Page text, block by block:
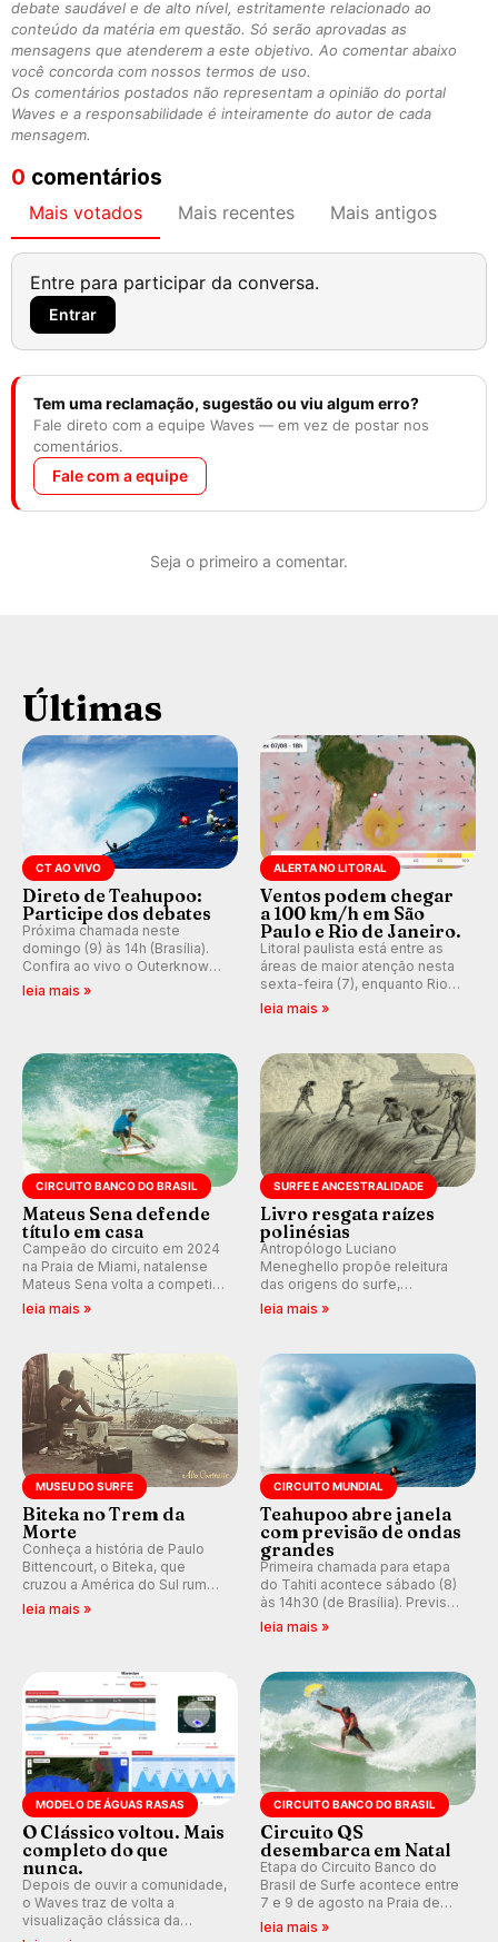
debate saudável e de alto nível, estritamente relacionado ao
conteúdo da matéria em questão. Só serão aprovadas as
mensagens que atenderem a este objetivo. Ao comentar abaixo
você concorda com nossos termos de uso.
Os comentários postados não representam a opinião do portal
Waves e a responsabilidade é inteiramente do autor de cada
mensagem.
0 comentários
Mais votados Mais recentes Mais antigos
Entre para participar da conversa.
Entrar
Tem uma reclamação, sugestão ou viu algum erro?
Fale direto com a equipe Waves — em vez de postar nos
comentários.
Fale com a equipe
Seja o primeiro a comentar.
Últimas
CT AO VIVO
Direto de Teahupoo:
Participe dos debates
Próxima chamada neste
domingo (9) às 14h (Brasília).
Confira ao vivo o Outerknown
Tahiti Pro 2026 e participe dos
leia mais »
ALERTA NO LITORAL
Ventos podem chegar
a 100 km/h em São
Paulo e Rio de Janeiro.
Litoral paulista está entre as
áreas de maior atenção nesta
sexta-feira (7), enquanto Rio
de Janeiro também recebe
km/h em Itanhaém.
leia mais »
CIRCUITO BANCO DO BRASIL
Mateus Sena defende
título em casa
Campeão do circuito em 2024
na Praia de Miami, natalense
Mateus Sena volta a competir
em casa em busca de manter a
leia mais »
SURFE E ANCESTRALIDADE
Livro resgata raízes
polinésias
Antropólogo Luciano
Meneghello propõe releitura
das origens do surfe,
resgatando a cultura polinésia
prática em esporte e indústria.
leia mais »
MUSEU DO SURFE
Biteka no Trem da
Morte
Conheça a história de Paulo
Bittencourt, o Biteka, que
cruzou a América do Sul rumo
ao Pacífico em uma jornada
leia mais »
CIRCUITO MUNDIAL
Teahupoo abre janela
com previsão de ondas
grandes
Primeira chamada para etapa
do Tahiti acontece sábado (8)
às 14h30 (de Brasília). Previsão
indica swell consistente.
Kelly Slater convidado.
leia mais »
MODELO DE ÁGUAS RASAS
O Clássico voltou. Mais
completo do que
nunca.
Depois de ouvir a comunidade,
o Waves traz de volta a
visualização clássica da
previsão de águas rasas,
CIRCUITO BANCO DO BRASIL
Circuito QS
desembarca em Natal
Etapa do Circuito Banco do
Brasil de Surfe acontece entre
7 e 9 de agosto na Praia de
Miami (RN), em disputas
leia mais »